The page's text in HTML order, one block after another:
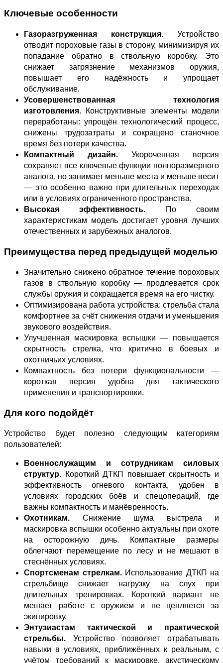
Ключевые особенности
Газоразгруженная конструкция. Устройство
отводит пороховые газы в сторону, минимизируя их
попадание обратно в ствольную коробку. Это
снижает загрязнение механизмов оружия,
повышает его надёжность и упрощает
обслуживание.
Усовершенствованная технология
изготовления. Конструктивные элементы модели
переработаны: упрощён технологический процесс,
снижены трудозатраты и сокращено станочное
время без потери качества.
Компактный дизайн. Укороченная версия
сохраняет все ключевые функции полноразмерного
аналога, но занимает меньше места и меньше весит
— это особенно важно при длительных переходах
или в условиях ограниченного пространства.
Высокая эффективность. По своим
характеристикам модель достигает уровня лучших
отечественных и зарубежных аналогов.
Преимущества перед предыдущей моделью
Значительно снижено обратное течение пороховых
газов в ствольную коробку — продлевается срок
службы оружия и сокращается время на его чистку.
Оптимизирована работа устройства: стрельба стала
комфортнее за счёт снижения отдачи и уменьшения
звукового воздействия.
Улучшенная маскировка вспышки — повышается
скрытность стрелка, что критично в боевых и
охотничьих условиях.
Компактность без потери функциональности —
короткая версия удобна для тактического
применения и транспортировки.
Для кого подойдёт
Устройство будет полезно следующим категориям
пользователей:
Военнослужащим и сотрудникам силовых
структур. Короткий ДТКП повышает скрытность и
эффективность огневого контакта, удобен в
условиях городских боёв и спецопераций, где
важны компактность и манёвренность.
Охотникам. Снижение шума выстрела и
маскировка вспышки особенно актуальны при охоте
на осторожную дичь. Компактные размеры
облегчают перемещение по лесу и не мешают в
стеснённых условиях.
Спортсменам стрелкам.Использование ДТКП на
стрельбище снижает нагрузку на слух при
длительных тренировках. Короткий вариант не
мешает работе с оружием и не цепляется за
экипировку.
Энтузиастам тактической и практической
стрельбы. Устройство позволяет отрабатывать
навыки в условиях, приближённых к реальным, с
учётом требований к маскировке, акустическому